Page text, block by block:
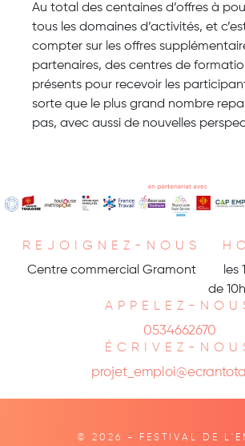
Au total des centaines d’offres à
tous les domaines d’activités, et
compter sur les offres
partenaires, des centres de
présents pour recevoir les
sorte que le plus grand nombre
pas, avec aussi de nouvelles
REJOIGNEZ-NOUS
Centre commercial Gramont
les
de
APPELEZ-
0534662670
ÉCRIVEZ-
© 2026 - FESTIVAL DE